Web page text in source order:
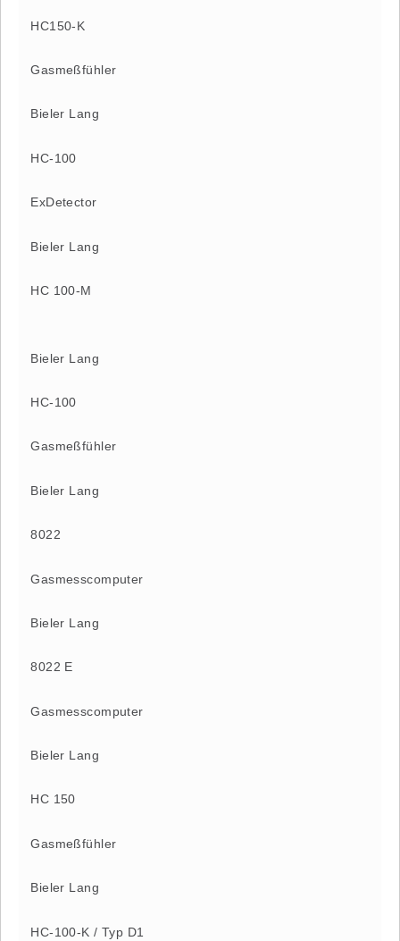
HC150-K
Gasmeßfühler
Bieler Lang
HC-100
ExDetector
Bieler Lang
HC 100-M
Bieler Lang
HC-100
Gasmeßfühler
Bieler Lang
8022
Gasmesscomputer
Bieler Lang
8022 E
Gasmesscomputer
Bieler Lang
HC 150
Gasmeßfühler
Bieler Lang
HC-100-K / Typ D1